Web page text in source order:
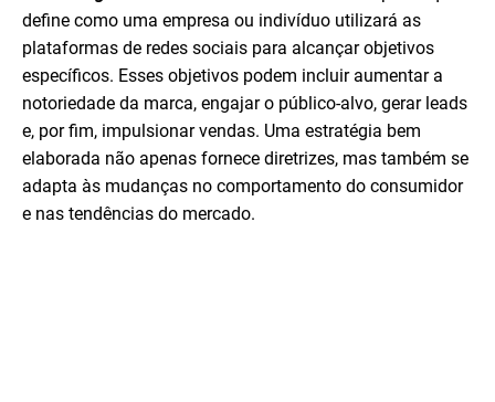
define como uma empresa ou indivíduo utilizará as
plataformas de redes sociais para alcançar objetivos
específicos. Esses objetivos podem incluir aumentar a
notoriedade da marca, engajar o público-alvo, gerar leads
e, por fim, impulsionar vendas. Uma estratégia bem
elaborada não apenas fornece diretrizes, mas também se
adapta às mudanças no comportamento do consumidor
e nas tendências do mercado.